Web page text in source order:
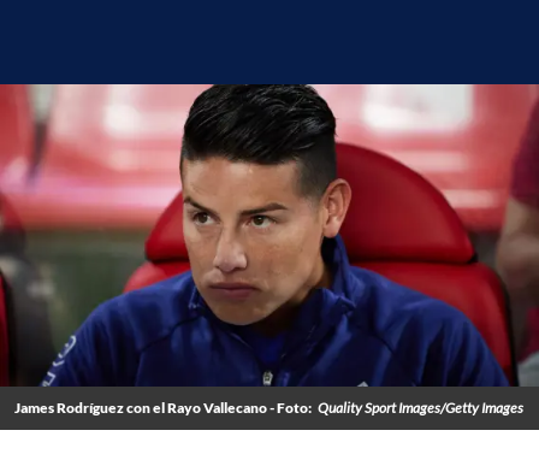
James Rodríguez con el Rayo Vallecano - Foto: Quality Sport Images/Getty Images